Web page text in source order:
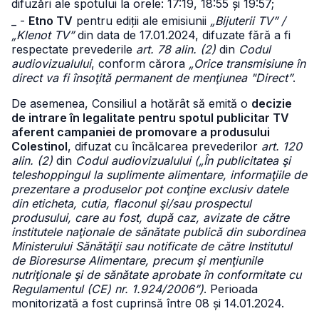
difuzări ale spotului la orele: 17:19, 18:55 și 19:57;
_ - Etno TV pentru ediții ale emisiunii „Bijuterii TV” /
„Klenot TV”din data de 17.01.2024, difuzate fără a fi
respectate prevederile art. 78 alin. (2) din Codul
audiovizualului, conform cărora „Orice transmisiune în
direct va fi însoţită permanent de menţiunea "Direct”.
De asemenea, Consiliul a hotărât să emită o decizie
de intrare în legalitate pentru spotul publicitar TV
aferent campaniei de promovare a produsului
Colestinol, difuzat cu încălcarea prevederilor art. 120
alin. (2) din Codul audiovizualului („În publicitatea şi
teleshoppingul la suplimente alimentare, informaţiile de
prezentare a produselor pot conţine exclusiv datele
din eticheta, cutia, flaconul şi/sau prospectul
produsului, care au fost, după caz, avizate de către
institutele naţionale de sănătate publică din subordinea
Ministerului Sănătăţii sau notificate de către Institutul
de Bioresurse Alimentare, precum şi menţiunile
nutriţionale şi de sănătate aprobate în conformitate cu
Regulamentul (CE) nr. 1.924/2006”). Perioada
monitorizată a fost cuprinsă între 08 și 14.01.2024.